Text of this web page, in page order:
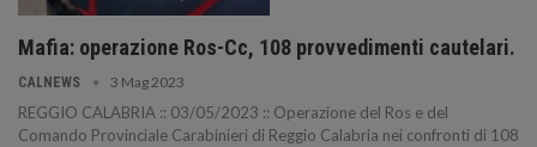
Mafia: operazione Ros-Cc, 108 provvedimenti cautelari.
CALNEWS 3 Mag 2023
REGGIO CALABRIA :: 03/05/2023 :: Operazione del Ros e del
Comando Provinciale Carabinieri di Reggio Calabria nei confronti di 108